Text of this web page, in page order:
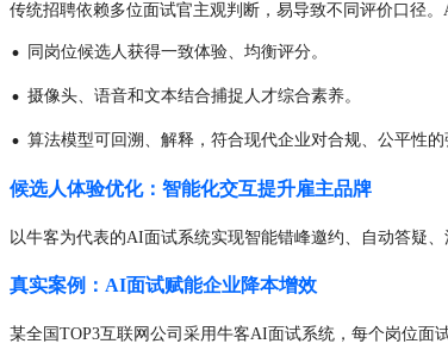
传统招聘依赖多位面试官主观判断，易导致不同评价口径
· 同岗位候选人获得一致体验、均衡评分。
· 摄像头、语音和文本结合捕捉人才综合素养。
· 算法模型可回溯、解释，符合现代企业对合规、公平性的
候选人体验优化：智能化交互提升雇主品牌
以牛客为代表的AI面试系统实现智能错峰邀约、自动答疑
真实案例：AI面试赋能企业降本增效
某全国TOP3互联网公司采用牛客AI面试系统，每个岗位面